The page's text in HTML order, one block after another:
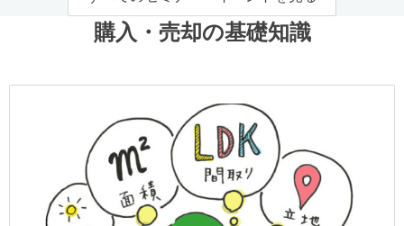
購入・売却の基礎知識